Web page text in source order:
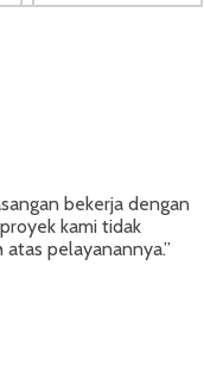
bekerja dengan
kami tidak
pelayanannya.”